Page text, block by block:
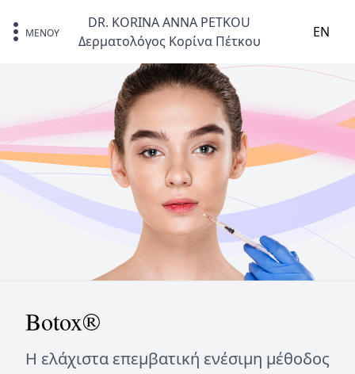
ΜΕΝΟΥ
DR. KORINA ANNA PETKOU
Δερματολόγος Κορίνα Πέτκου
EN
Botox®
Η ελάχιστα επεμβατική ενέσιμη μέθοδος